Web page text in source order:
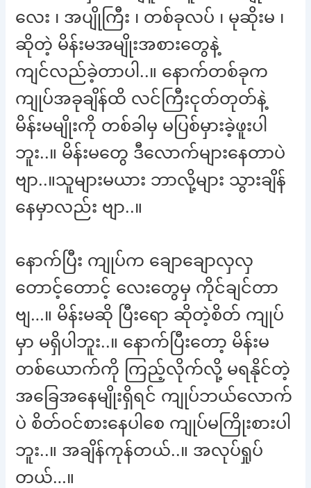
လေး ၊ အပျိုကြီး ၊ တစ်ခုလပ် ၊ မုဆိုးမ ၊
ဆိုတဲ့ မိန်းမအမျိုးအစားတွေနဲ့
ကျင်လည်ခဲ့တာပါ..။ နောက်တစ်ခုက
ကျုပ်အခုချိန်ထိ လင်ကြီးငုတ်တုတ်နဲ့
မိန်းမမျိုးကို တစ်ခါမှ မပြစ်မှားခဲ့ဖူးပါ
ဘူး..။ မိန်းမတွေ ဒီလောက်များနေတာပဲ
ဗျာ..။သူများမယား ဘာလို့များ သွားချိန်
နေမှာလည်း ဗျာ..။
နောက်ပြီး ကျုပ်က ချောချောလှလှ
တောင့်တောင့် လေးတွေမှ ကိုင်ချင်တာ
ဗျ…။ မိန်းမဆို ပြီးရော ဆိုတဲ့စိတ် ကျုပ်
မှာ မရှိပါဘူး..။ နောက်ပြီးတော့ မိန်းမ
တစ်ယောက်ကို ကြည့်လိုက်လို့ မရနိုင်တဲ့
အခြေအနေမျိုးရှိရင် ကျုပ်ဘယ်လောက်
ပဲ စိတ်ဝင်စားနေပါစေ ကျုပ်မကြိုးစားပါ
ဘူး..။ အချိန်ကုန်တယ်..။ အလုပ်ရှုပ်
တယ်…။